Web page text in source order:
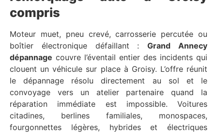
compris
Moteur muet, pneu crevé, carrosserie percutée ou
boîtier électronique défaillant :Grand Annecy
dépannage couvre l’éventail entier des incidents qui
clouent un véhicule sur place à Groisy. L’offre réunit
le dépannage résolu directement au sol et le
convoyage vers un atelier partenaire quand la
réparation immédiate est impossible. Voitures
citadines, berlines familiales, monospaces,
fourgonnettes légères, hybrides et électriques